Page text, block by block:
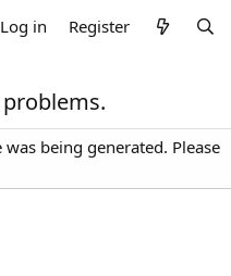
Log in Register
being generated. Please